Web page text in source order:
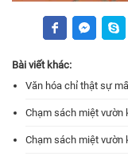
Bài viết khác:
Văn hóa chỉ thật sự
Chạm sách miệt vườn
Chạm sách miệt vườn